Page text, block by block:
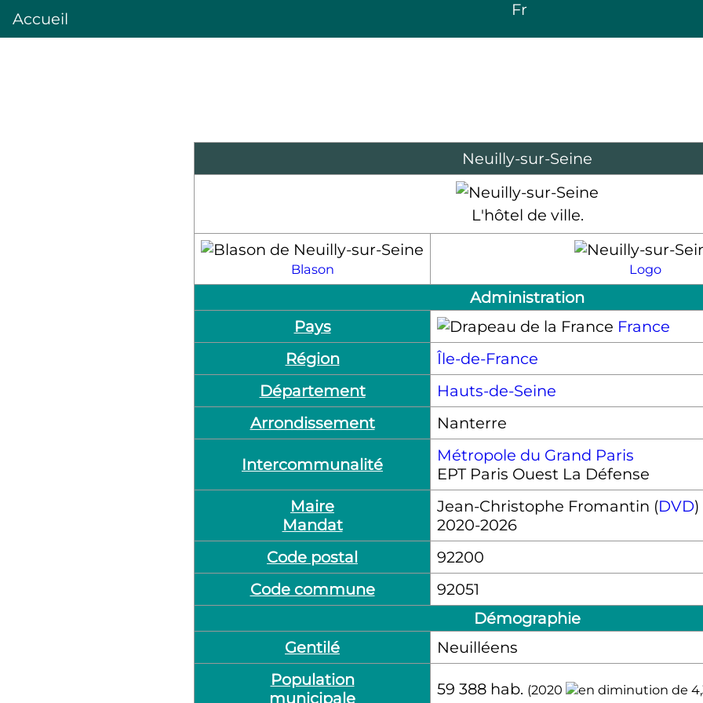
Accueil Fr
Neuilly-sur-Seine
L'hôtel de ville.
Blason Logo
Administration
Pays
France
Région
Île-de-France
Département
Hauts-de-Seine
Arrondissement
Nanterre
Intercommunalité
Métropole du Grand Paris
EPT Paris Ouest La Défense
Maire
Mandat
Jean-Christophe Fromantin (DVD)
2020-2026
Code postal
92200
Code commune
92051
Démographie
Gentilé
Neuilléens
Population
municipale
59 388 hab. (2020